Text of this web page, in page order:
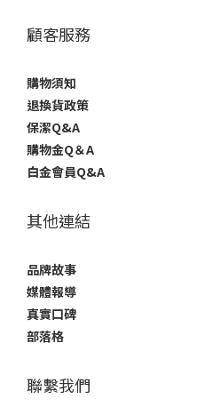
顧客服務
購物須知
退換貨政策
保潔Q&A
購物金Q＆A
白金會員Q&A
其他連結
品牌故事
媒體報導
真實口碑
部落格
聯繫我們